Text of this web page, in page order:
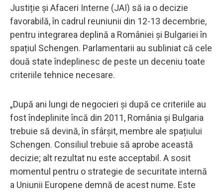
Justiție și Afaceri Interne (JAI) să ia o decizie
favorabilă, în cadrul reuniunii din 12-13 decembrie,
pentru integrarea deplină a României și Bulgariei în
spațiul Schengen. Parlamentarii au subliniat că cele
două state îndeplinesc de peste un deceniu toate
criteriile tehnice necesare.
„După ani lungi de negocieri și după ce criteriile au
fost îndeplinite încă din 2011, România și Bulgaria
trebuie să devină, în sfârșit, membre ale spațiului
Schengen. Consiliul trebuie să aprobe această
decizie; alt rezultat nu este acceptabil. A sosit
momentul pentru o strategie de securitate internă
a Uniunii Europene demnă de acest nume. Este